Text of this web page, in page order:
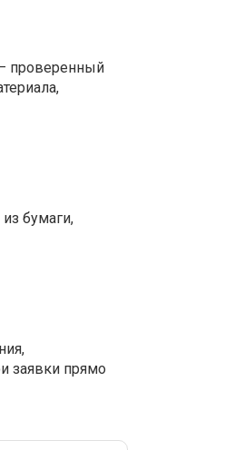
проверенный
бумаги,
заявки прямо